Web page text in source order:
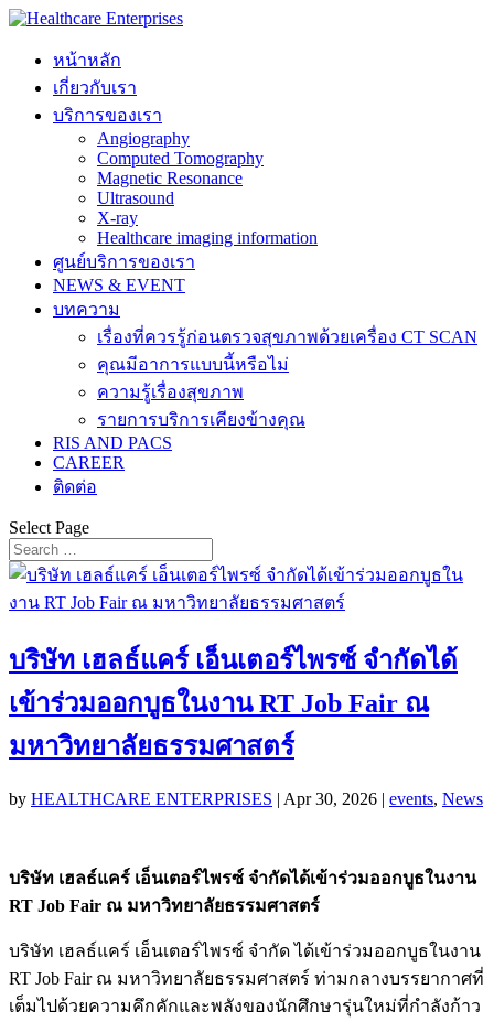
หน้าหลัก
เกี่ยวกับเรา
บริการของเรา
Angiography
Computed Tomography
Magnetic Resonance
Ultrasound
X-ray
Healthcare imaging information
ศูนย์บริการของเรา
NEWS & EVENT
บทความ
เรื่องที่ควรรู้ก่อนตรวจสุขภาพด้วยเครื่อง CT SCAN
คุณมีอาการแบบนี้หรือไม่
ความรู้เรื่องสุขภาพ
รายการบริการเคียงข้างคุณ
RIS AND PACS
CAREER
ติดต่อ
Select Page
บริษัท เฮลธ์แคร์ เอ็นเตอร์ไพรซ์ จำกัดได้
เข้าร่วมออกบูธในงาน RT Job Fair ณ
มหาวิทยาลัยธรรมศาสตร์
by HEALTHCARE ENTERPRISES | Apr 30, 2026 | events, News
บริษัท เฮลธ์แคร์ เอ็นเตอร์ไพรซ์ จำกัดได้เข้าร่วมออกบูธในงาน
RT Job Fair ณ มหาวิทยาลัยธรรมศาสตร์
บริษัท เฮลธ์แคร์ เอ็นเตอร์ไพรซ์ จำกัด ได้เข้าร่วมออกบูธในงาน
RT Job Fair ณ มหาวิทยาลัยธรรมศาสตร์ ท่ามกลางบรรยากาศที่
เต็มไปด้วยความคึกคักและพลังของนักศึกษารุ่นใหม่ที่กำลังก้าว